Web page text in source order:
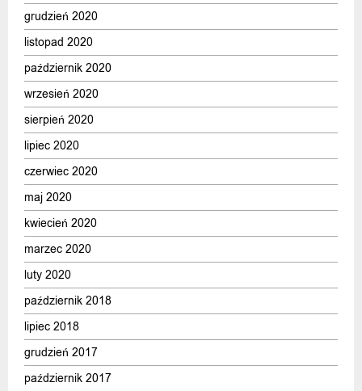
grudzień 2020
listopad 2020
październik 2020
wrzesień 2020
sierpień 2020
lipiec 2020
czerwiec 2020
maj 2020
kwiecień 2020
marzec 2020
luty 2020
październik 2018
lipiec 2018
grudzień 2017
październik 2017